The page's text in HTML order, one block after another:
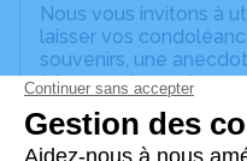
Nous vous invitons à
laisser vos
souvenirs, une
à travers des poèmes
est un lieu
mémoire de Marthe